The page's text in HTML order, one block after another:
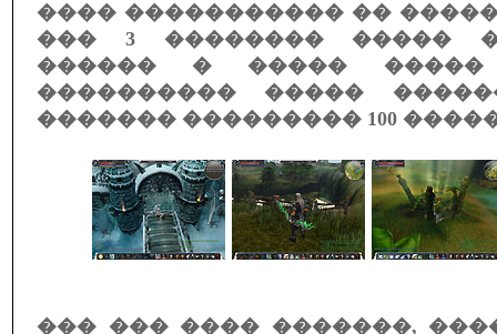
���� ����������� ��
��� 3 �������� �����
������ � �����
���������� �����
������� ��������� 100
��� ��� ���� �������,